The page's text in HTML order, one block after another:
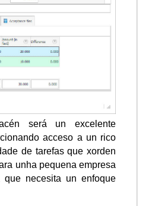
será un excelente
acceso a un rico
de tarefas que xorden
unha pequena empresa
necesita un enfoque